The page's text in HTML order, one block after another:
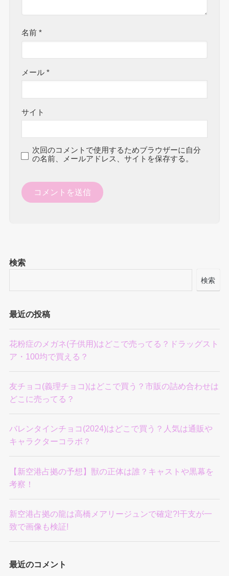
名前*
メール*
サイト
次回のコメントで使用するためブラウザーに自分
の名前、メールアドレス、サイトを保存する。
検索
検索
最近の投稿
花粉症のメガネ(子供用)はどこで売ってる？ドラッグスト
ア・100均で買える？
友チョコ(義理チョコ)はどこで買う？市販の詰め合わせは
どこに売ってる？
バレンタインチョコ(2024)はどこで買う？人気は通販や
キャラクターコラボ？
【新空港占拠の予想】獣の正体は誰？キャストや黒幕を
考察！
新空港占拠の龍は高橋メアリージュンで確定?!干支が一
致で画像も検証!
最近のコメント